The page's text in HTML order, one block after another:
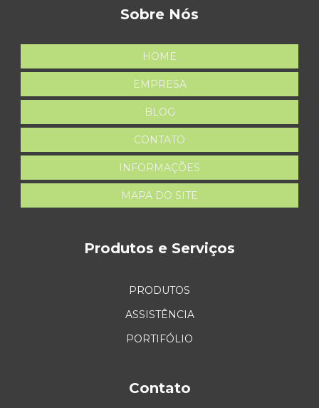
Sobre Nós
HOME
EMPRESA
BLOG
CONTATO
INFORMAÇÕES
MAPA DO SITE
Produtos e Serviços
PRODUTOS
ASSISTÊNCIA
PORTIFÓLIO
Contato